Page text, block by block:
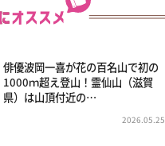
俳優波岡一喜が花の百名山で初の
1000ｍ超え登山！霊仙山（滋賀
県）は山頂付近の…
2026.05.25